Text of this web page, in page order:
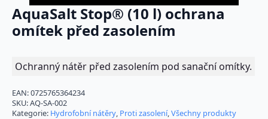
AquaSalt Stop® (10 l) ochrana
omítek před zasolením
Ochranný nátěr před zasolením pod sanační omítky.
EAN:0725765364234
SKU:AQ-SA-002
Kategorie: Hydrofobní nátěry, Proti zasolení,Všechny produkty